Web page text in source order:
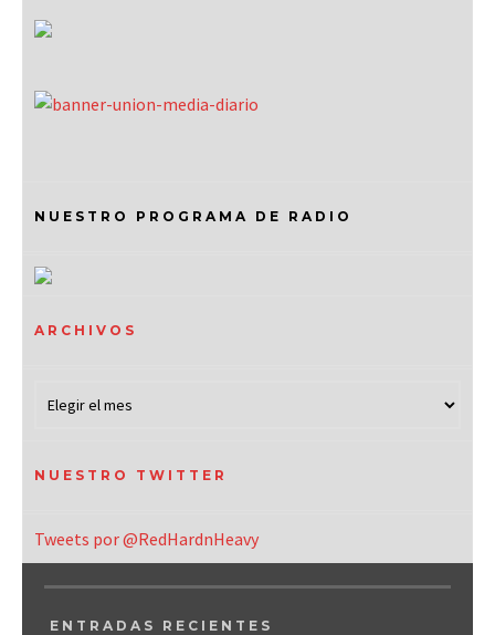
NUESTRO PROGRAMA DE RADIO
ARCHIVOS
NUESTRO TWITTER
Tweets por @RedHardnHeavy
ENTRADAS RECIENTES